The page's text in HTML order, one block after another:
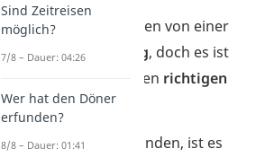
Viele Menschen träumen von einer
glücklichen Beziehung, doch es ist
gar nicht so einfach, den richtigen
Partner zu finden.
Um eine Freundin zu finden, ist es
Sind Zeitreisen
möglich?
7/8 – Dauer: 04:26
Wer hat den Döner
erfunden?
8/8 – Dauer: 01:41